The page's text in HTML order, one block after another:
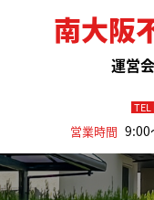
南大阪
運営
TEL
営業時間 9:00